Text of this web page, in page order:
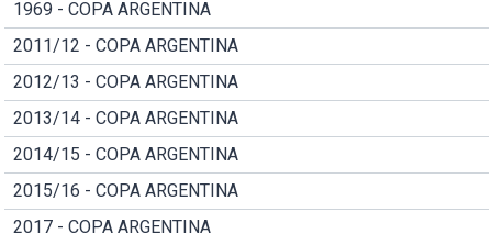
1969 - COPA ARGENTINA
2011/12 - COPA ARGENTINA
2012/13 - COPA ARGENTINA
2013/14 - COPA ARGENTINA
2014/15 - COPA ARGENTINA
2015/16 - COPA ARGENTINA
2017 - COPA ARGENTINA